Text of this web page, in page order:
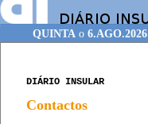
QUINTAo 6.AGO.2026
DIÁRIO INSULAR
Contactos